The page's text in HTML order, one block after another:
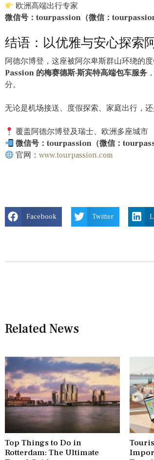
欧洲高端出行专家
微信号：tourpassion（微信：tourpassion
结语：以优雅与安心探索
阿德尔博登，这座被阿尔卑斯群山环绕的
Passion 的梅赛德斯·斯宾特高端包车服务
分。
无论是机场接送、度假探索、家庭出行，
覆盖阿德尔博登及瑞士、欧洲多座城市
微信号：tourpassion（微信：
官网：www.tourpassion.com
Facebook Twitter
Related News
Top Things to Do in
Rotterdam: The Ultimate